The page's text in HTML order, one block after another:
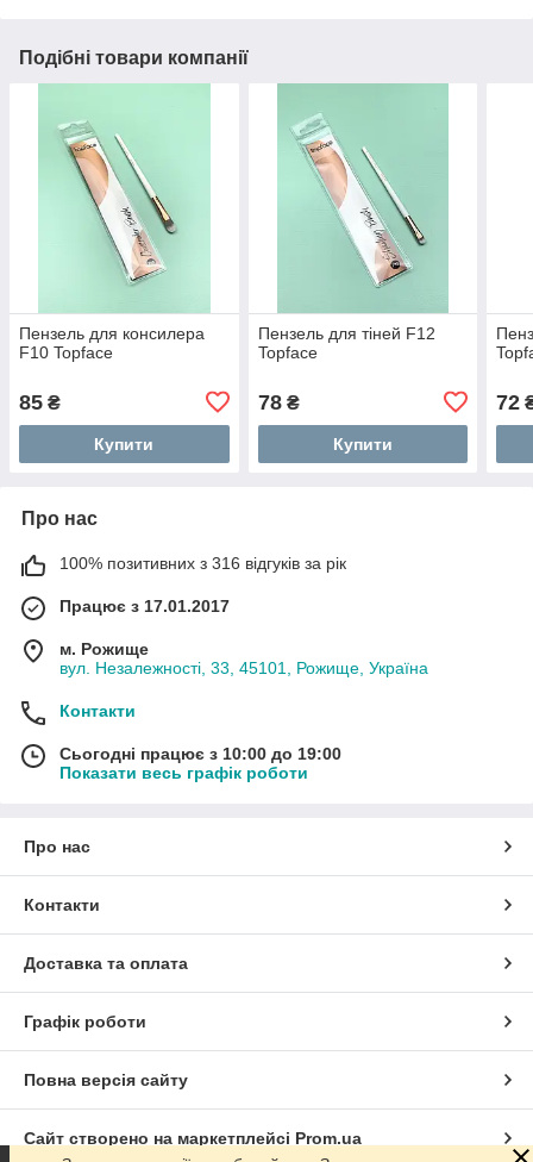
Подібні товари компанії
Пензель для консилера
F10 Topface
85 ₴
Купити
Пензель для тіней F12
Topface
78₴
Купити
72
Про нас
100% позитивних з 316 відгуків за рік
Працює з 17.01.2017
м. Рожище
вул. Незалежності, 33, 45101, Рожище, Україна
Контакти
Сьогодні працює з 10:00 до 19:00
Показати весь графік роботи
Про нас
Контакти
Доставка та оплата
Графік роботи
Повна версія сайту
Сайт створено на маркетплейсі Prom.ua